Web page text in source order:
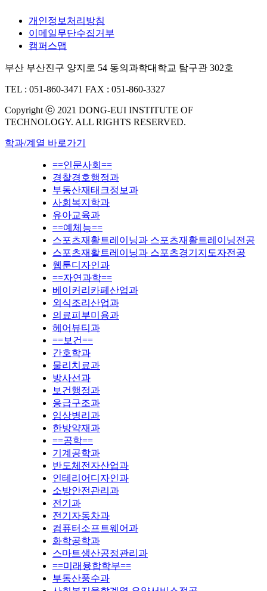
개인정보처리방침
이메일무단수집거부
캠퍼스맵
부산 부산진구 양지로 54 동의과학대학교 탐구관 302호
TEL : 051-860-3471 FAX : 051-860-3327
Copyright ⓒ 2021 DONG-EUI INSTITUTE OF
TECHNOLOGY. ALL RIGHTS RESERVED.
학과/계열 바로가기
==인문사회==
경찰경호행정과
부동산재태크정보과
사회복지학과
유아교육과
==예체능==
스포츠재활트레이닝과 스포츠재활트레이닝전공
스포츠재활트레이닝과 스포츠경기지도자전공
웹툰디자인과
==자연과학==
베이커리카페산업과
외식조리산업과
의료피부미용과
헤어뷰티과
==보건==
간호학과
물리치료과
방사선과
보건행정과
응급구조과
임상병리과
한방약재과
==공학==
기계공학과
반도체전자산업과
인테리어디자인과
소방안전관리과
전기과
전기자동차과
컴퓨터소프트웨어과
화학공학과
스마트생산공정관리과
==미래융합학부==
부동산풍수과